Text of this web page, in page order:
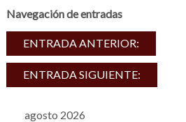
Navegación de entradas
ENTRADA ANTERIOR:
ENTRADA SIGUIENTE:
agosto 2026